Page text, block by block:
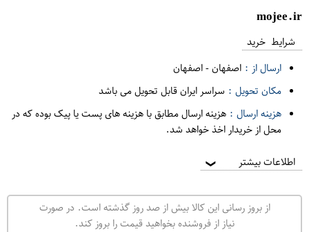
mojee.ir
شرایط خرید
ارسال از : اصفهان-اصفهان
مکان تحویل : سراسر ایران قابل تحویل می باشد
هزینه ارسال : هزینه ارسال مطابق با هزینه های پست یا پیک بوده که در
محل از خریدار اخذ خواهد شد.
اطلاعات بیشتر ❯
از بروز رسانی این کالا بیش از صد روز گذشته است. در صورت
نیاز از فروشنده بخواهید قیمت را بروز کند.